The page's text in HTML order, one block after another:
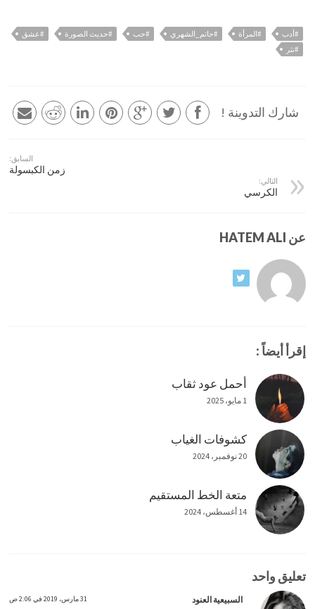
#أدب #المرأة #حاتم_الشهري #حب #حديث الصورة
#عشق
#نثر
شارك التدوينة !
السابق:
زمن الكبسولة
التالي:
الكرسي
عن HATEM ALI
إقرأ أيضاً :
أحمل عود ثقاب
1 مايو، 2025
كشوفات الغياب
20 نوفمبر، 2024
متعة الخط المستقيم
14 أغسطس، 2024
تعليق واحد
السبيعية العنود 31 مارس، 2019 في 2:06 ص